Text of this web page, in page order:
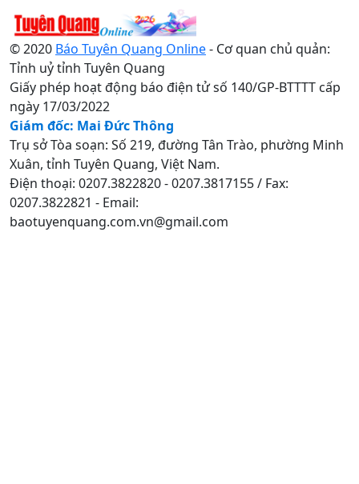
© 2020 Báo Tuyên Quang Online- Cơ quan chủ quản:
Tỉnh uỷ tỉnh Tuyên Quang
Giấy phép hoạt động báo điện tử số 140/GP-BTTTT cấp
ngày 17/03/2022
Giám đốc: Mai Đức Thông
Trụ sở Tòa soạn: Số 219, đường Tân Trào, phường Minh
Xuân, tỉnh Tuyên Quang, Việt Nam.
Điện thoại: 0207.3822820 - 0207.3817155 / Fax:
0207.3822821 - Email:
baotuyenquang.com.vn@gmail.com